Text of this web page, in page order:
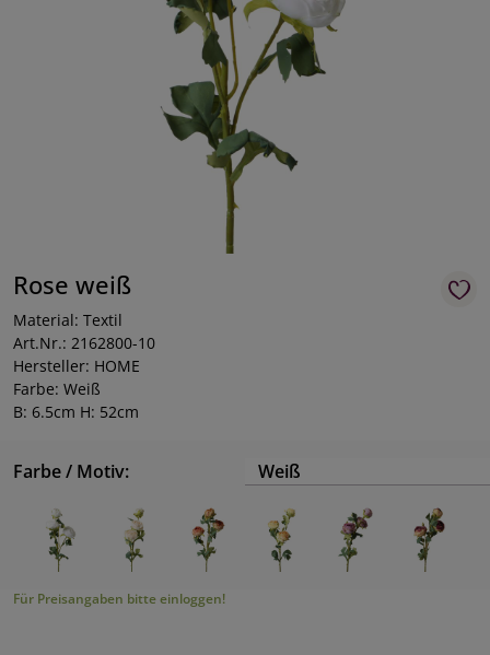
Rose weiß
Material: Textil
Art.Nr.: 2162800-10
Hersteller: HOME
Farbe: Weiß
B: 6.5cm H: 52cm
Farbe / Motiv: Weiß
Für Preisangaben bitte einloggen!